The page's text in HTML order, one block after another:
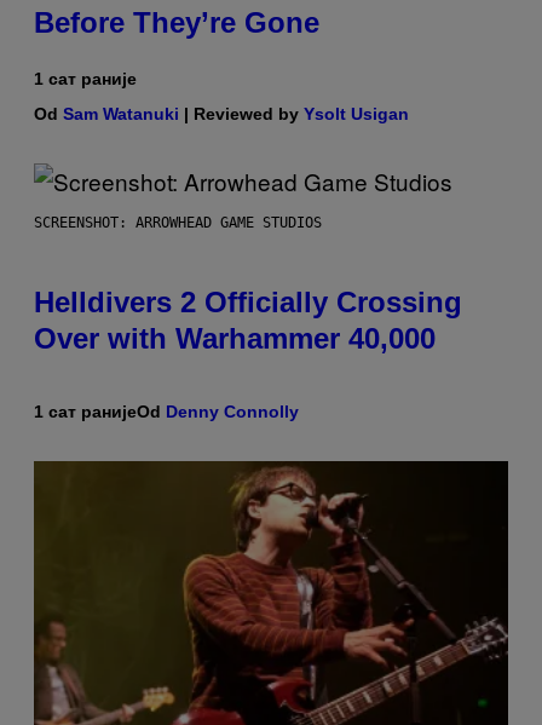
Before They’re Gone
1 сат раније
Od Sam Watanuki | Reviewed by Ysolt Usigan
SCREENSHOT: ARROWHEAD GAME STUDIOS
Helldivers 2 Officially Crossing
Over with Warhammer 40,000
1 сат ранијеOd Denny Connolly